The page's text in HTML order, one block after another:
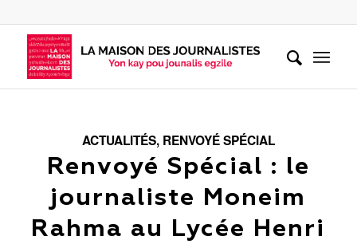
ACTUALITÉS, RENVOYÉ SPÉCIAL
Renvoyé Spécial : le
journaliste Moneim
Rahma au Lycée Henri